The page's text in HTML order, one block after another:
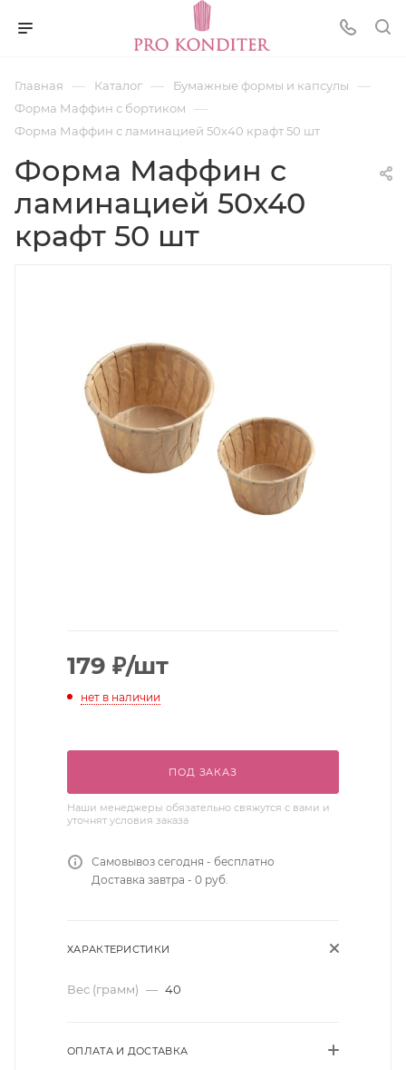
Главная — Каталог — Бумажные формы и капсулы —
Форма Маффин с бортиком —
Форма Маффин с ламинацией 50х40 крафт 50 шт
Форма Маффин с
ламинацией 50х40
крафт 50 шт
179 ₽/шт
нет в наличии
ПОД ЗАКАЗ
Наши менеджеры обязательно свяжутся с вами и
уточнят условия заказа
Самовывоз сегодня - бесплатно
Доставка завтра - 0 руб.
ХАРАКТЕРИСТИКИ
Вес (грамм) — 40
ОПЛАТА И ДОСТАВКА